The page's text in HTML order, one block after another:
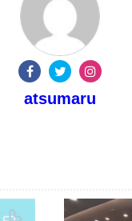
atsumaru